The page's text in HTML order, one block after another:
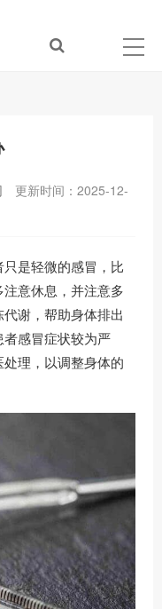
更新时间：2025-12-
是轻微的感冒，比
意休息，并注意多
谢，帮助身体排出
感冒症状较为严
理，以调整身体的